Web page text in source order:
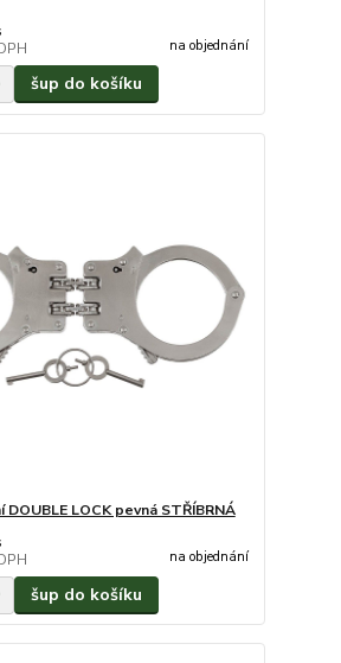
na objednání
šup do košíku
LOCK pevná STŘÍBRNÁ
na objednání
šup do košíku